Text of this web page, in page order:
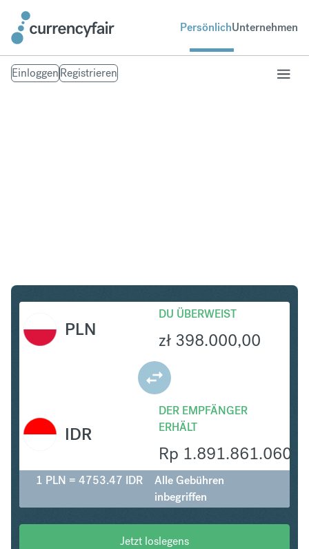
PersönlichUnternehmen
EinloggenRegistrieren
PLN
DU ÜBERWEIST
zł 398.000,00
DER EMPFÄNGER
ERHÄLT
Rp 1.891.861.060
IDR
1 PLN = 4753.47 IDR
Alle Gebühren
inbegriffen
Jetzt loslegens